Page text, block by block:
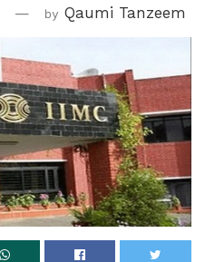
by Qaumi Tanzeem